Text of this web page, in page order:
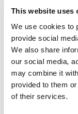
This website uses
We use cookies to
provide social
We also share
our social media,
may combine it
provided to them
of their services.